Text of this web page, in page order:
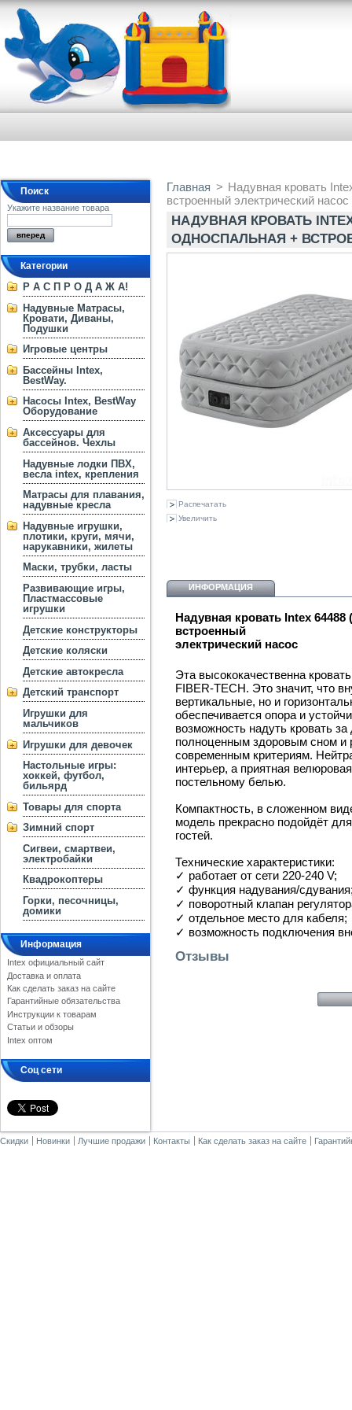
Поиск
Укажите название товара
Категории
Р А С П Р О Д А Ж А!
Надувные Матрасы,
Кровати, Диваны,
Подушки
Игровые центры
Бассейны Intex,
BestWay.
Насосы Intex, BestWay
Оборудование
Аксессуары для
бассейнов. Чехлы
Надувные лодки ПВХ,
весла intex, крепления
Матрасы для плавания,
надувные кресла
Надувные игрушки,
плотики, круги, мячи,
нарукавники, жилеты
Маски, трубки, ласты
Развивающие игры,
Пластмассовые
игрушки
Детские конструкторы
Детские коляски
Детские автокресла
Детский транспорт
Игрушки для
мальчиков
Игрушки для девочек
Настольные игры:
хоккей, футбол,
бильярд
Товары для спорта
Зимний спорт
Сигвеи, смартвеи,
электробайки
Квадрокоптеры
Горки, песочницы,
домики
Информация
Intex официальный сайт
Доставка и оплата
Как сделать заказ на сайте
Гарантийные обязательства
Инструкции к товарам
Статьи и обзоры
Intex оптом
Соц сети
Главная > Надувная кровать
встроенный электрический насос
НАДУВНАЯ КРОВАТЬ INTEX
ОДНОСПАЛЬНАЯ +
Распечатать
Увеличить
ИНФОРМАЦИЯ
Надувная кровать Intex
встроенный
электрический насос
Эта высококачественна
FIBER-TECH. Это значит, что
вертикальные, но и
обеспечивается опора и
возможность надуть кровать
полноценным здоровым сном и
современным критериям.
интерьер, а приятная
постельному белью.
Компактность, в сложенном
модель прекрасно подойдёт
гостей.
Технические характеристики:
✓ работает от сети 220-240 V;
✓ функция надувания/
✓ поворотный клапан
✓ отдельное место для кабеля;
✓ возможность подключения
Отзывы
Скидки Новинки Лучшие продажи Контакты Как сделать заказ на сайте